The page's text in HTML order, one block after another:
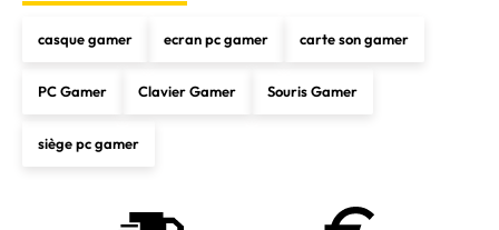
casque gamer ecran pc gamer carte son gamer
PC Gamer Clavier Gamer Souris Gamer
siège pc gamer